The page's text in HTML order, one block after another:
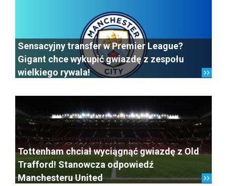
Sensacyjny transfer w Premier League?
Gigant chce wykupić gwiazdę z zespołu
wielkiego rywala!
Tottenham chciał wyciągnąć gwiazdę z Old
Trafford! Stanowcza odpowiedź
Manchesteru United